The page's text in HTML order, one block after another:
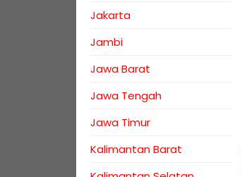
Jakarta
Jambi
Jawa Barat
Jawa Tengah
Jawa Timur
Kalimantan Barat